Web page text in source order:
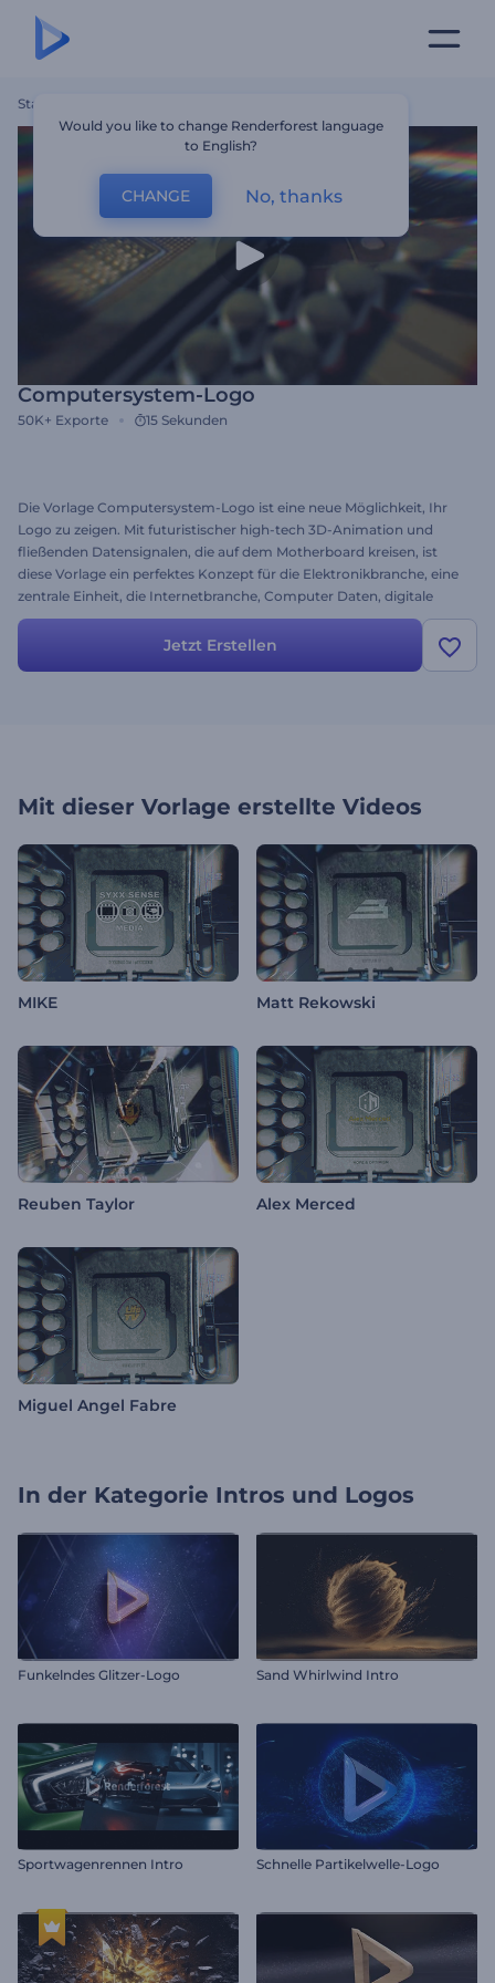
Startseite
Computersystem-Logo
50K+ Exporte 15 Sekunden
Die Vorlage Computersystem-Logo ist eine neue Möglichkeit, Ihr
Logo zu zeigen. Mit futuristischer high-tech 3D-Animation und
fließenden Datensignalen, die auf dem Motherboard kreisen, ist
diese Vorlage ein perfektes Konzept für die Elektronikbranche, eine
zentrale Einheit, die Internetbranche, Computer Daten, digitale
Information, Hardware-Komponenten und mehr. Laden Sie einfach
Ihr Logo hoch, verändern Sie den Text, fügen Sie Ihre Musik hinzu
und drücken Sie auf rendern. Lassen Sie der Energie in Ihrem Video
Jetzt Erstellen
Mit dieser Vorlage erstellte Videos
MIKE Matt Rekowski
Reuben Taylor Alex Merced
Miguel Angel Fabre
In der Kategorie Intros und Logos
Funkelndes Glitzer-Logo Sand Whirlwind Intro
Sportwagenrennen Intro Schnelle Partikelwelle-Logo
Would you like to change Renderforest language
to English?
CHANGE No, thanks